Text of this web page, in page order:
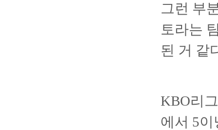
그런 부
토라는
된 거 같
KBO리
에서 5